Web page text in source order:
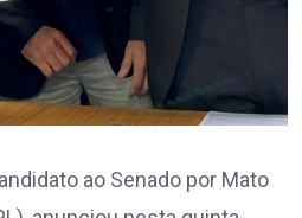
ao Senado por Mato